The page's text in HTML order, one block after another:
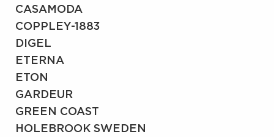
CASAMODA
COPPLEY-1883
DIGEL
ETERNA
ETON
GARDEUR
GREEN COAST
HOLEBROOK SWEDEN